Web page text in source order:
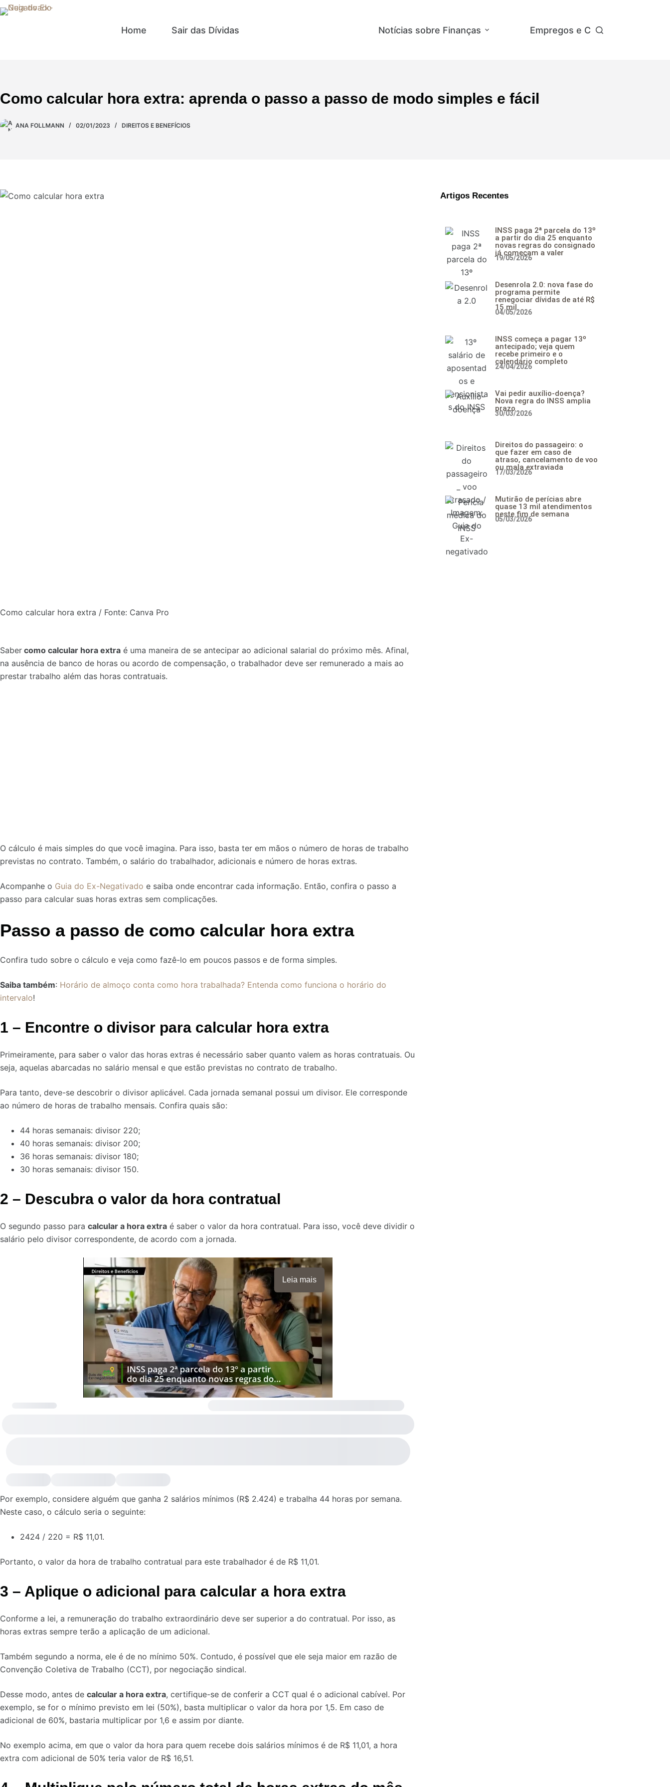
Home Sair das Dívidas Notícias sobre Finanças Empregos e Concursos
Como calcular hora extra: aprenda o passo a passo de modo simples e fácil
ANA FOLLMANN 02/01/2023 DIREITOS E BENEFÍCIOS
Como calcular hora extra / Fonte: Canva Pro
Saber como calcular hora extra é uma maneira de se antecipar ao adicional salarial do próximo mês. Afinal,
na ausência de banco de horas ou acordo de compensação, o trabalhador deve ser remunerado a mais ao
prestar trabalho além das horas contratuais.
O cálculo é mais simples do que você imagina. Para isso, basta ter em mãos o número de horas de trabalho
previstas no contrato. Também, o salário do trabalhador, adicionais e número de horas extras.
Acompanhe o Guia do Ex-Negativado e saiba onde encontrar cada informação. Então, confira o passo a
passo para calcular suas horas extras sem complicações.
Passo a passo de como calcular hora extra
Confira tudo sobre o cálculo e veja como fazê-lo em poucos passos e de forma simples.
Saiba também: Horário de almoço conta como hora trabalhada? Entenda como funciona o horário do
intervalo!
1 – Encontre o divisor para calcular hora extra
Primeiramente, para saber o valor das horas extras é necessário saber quanto valem as horas contratuais. Ou
seja, aquelas abarcadas no salário mensal e que estão previstas no contrato de trabalho.
Para tanto, deve-se descobrir o divisor aplicável. Cada jornada semanal possui um divisor. Ele corresponde
ao número de horas de trabalho mensais. Confira quais são:
44 horas semanais: divisor 220;
40 horas semanais: divisor 200;
36 horas semanais: divisor 180;
30 horas semanais: divisor 150.
2 – Descubra o valor da hora contratual
O segundo passo para calcular a hora extra é saber o valor da hora contratual. Para isso, você deve dividir o
salário pelo divisor correspondente, de acordo com a jornada.
Leia mais
Por exemplo, considere alguém que ganha 2 salários mínimos (R$ 2.424) e trabalha 44 horas por semana.
Neste caso, o cálculo seria o seguinte:
2424 / 220 = R$ 11,01.
Portanto, o valor da hora de trabalho contratual para este trabalhador é de R$ 11,01.
3 – Aplique o adicional para calcular a hora extra
Conforme a lei, a remuneração do trabalho extraordinário deve ser superior a do contratual. Por isso, as
horas extras sempre terão a aplicação de um adicional.
Também segundo a norma, ele é de no mínimo 50%. Contudo, é possível que ele seja maior em razão de
Convenção Coletiva de Trabalho (CCT), por negociação sindical.
Desse modo, antes de calcular a hora extra, certifique-se de conferir a CCT qual é o adicional cabível. Por
exemplo, se for o mínimo previsto em lei (50%), basta multiplicar o valor da hora por 1,5. Em caso de
adicional de 60%, bastaria multiplicar por 1,6 e assim por diante.
No exemplo acima, em que o valor da hora para quem recebe dois salários mínimos é de R$ 11,01, a hora
extra com adicional de 50% teria valor de R$ 16,51.
Artigos Recentes
INSS paga 2ª parcela do 13º
a partir do dia 25 enquanto
novas regras do consignado
já começam a valer
19/05/2026
Desenrola 2.0: nova fase do
programa permite
renegociar dívidas de até R$
15 mil
04/05/2026
INSS começa a pagar 13º
antecipado; veja quem
recebe primeiro e o
calendário completo
24/04/2026
Vai pedir auxílio-doença?
Nova regra do INSS amplia
prazo
30/03/2026
Direitos do passageiro: o
que fazer em caso de
atraso, cancelamento de voo
ou mala extraviada
17/03/2026
Mutirão de perícias abre
quase 13 mil atendimentos
neste fim de semana
05/03/2026